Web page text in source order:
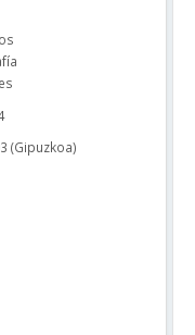
(Gipuzkoa)